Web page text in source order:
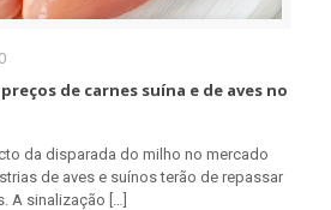
preços de carnes suína e de aves no
da disparada do milho no mercado
de aves e suínos terão de repassar
A sinalização […]